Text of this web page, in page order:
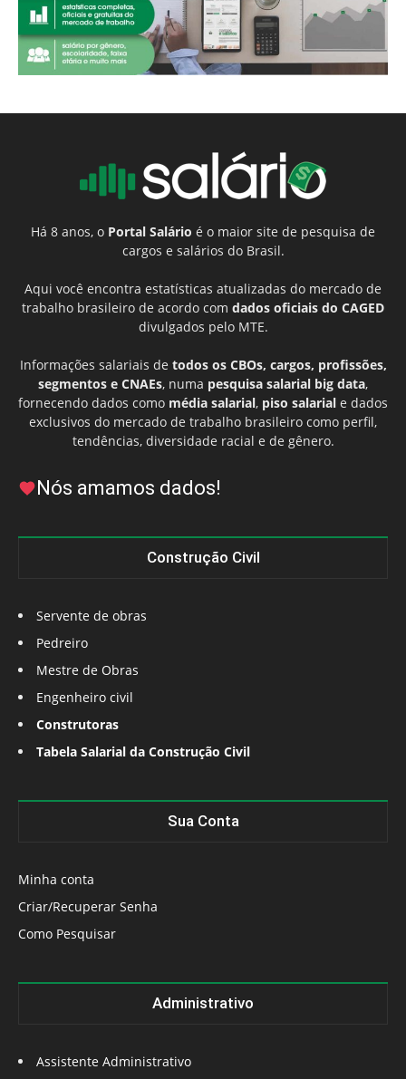
Há 8 anos, o Portal Salário é o maior site de pesquisa de
cargos e salários do Brasil.
Aqui você encontra estatísticas atualizadas do mercado de
trabalho brasileiro de acordo com dados oficiais do CAGED
divulgados pelo MTE.
Informações salariais de todos os CBOs, cargos, profissões,
segmentos e CNAEs, numa pesquisa salarial big data,
fornecendo dados como média salarial, piso salarial e dados
exclusivos do mercado de trabalho brasileiro como perfil,
tendências, diversidade racial e de gênero.
Nós amamos dados!
Construção Civil
Servente de obras
Pedreiro
Mestre de Obras
Engenheiro civil
Construtoras
Tabela Salarial da Construção Civil
Sua Conta
Minha conta
Criar/Recuperar Senha
Como Pesquisar
Administrativo
Assistente Administrativo